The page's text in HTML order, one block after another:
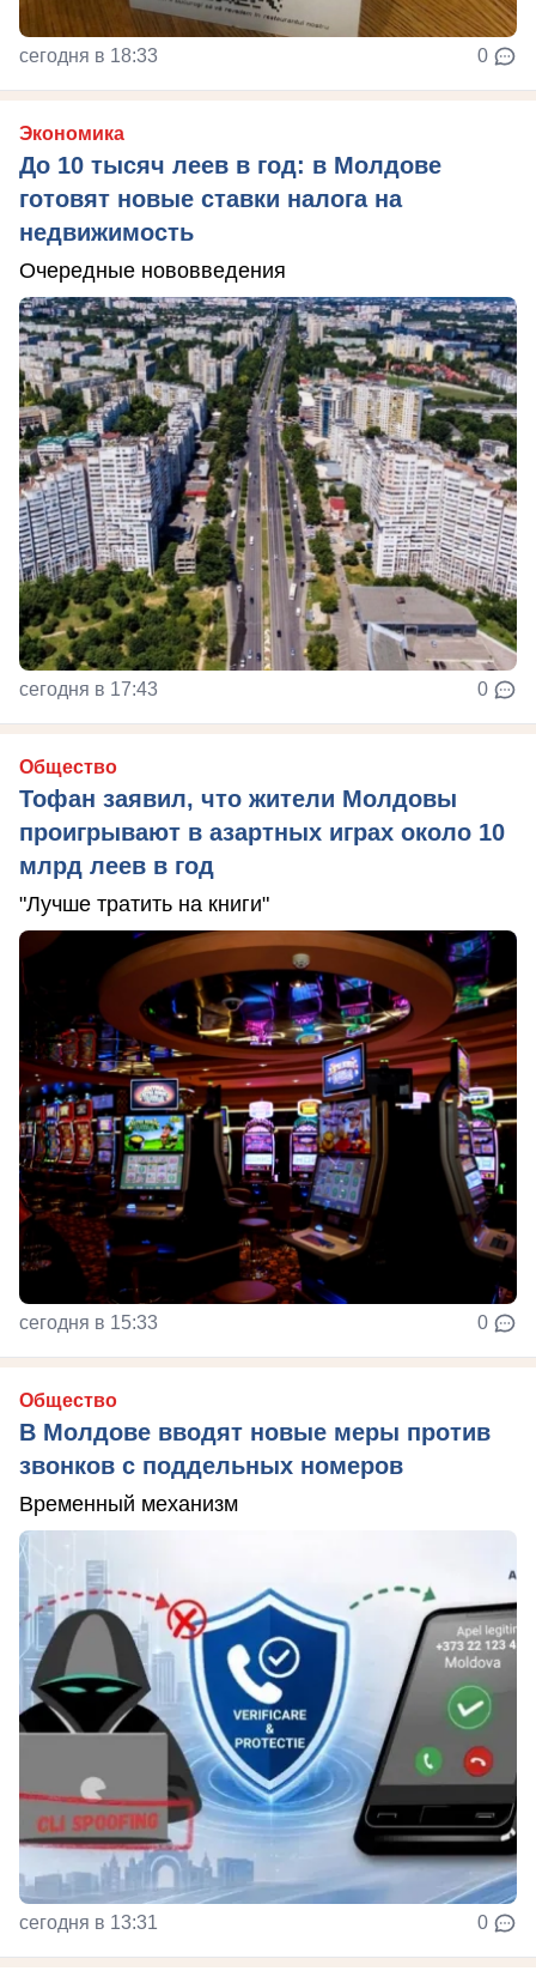
сегодня в 18:33 0
Экономика
До 10 тысяч леев в год: в Молдове
готовят новые ставки налога на
недвижимость
Очередные нововведения
сегодня в 17:43 0
Общество
Тофан заявил, что жители Молдовы
проигрывают в азартных играх около 10
млрд леев в год
"Лучше тратить на книги"
сегодня в 15:33 0
Общество
В Молдове вводят новые меры против
звонков с поддельных номеров
Временный механизм
сегодня в 13:31 0